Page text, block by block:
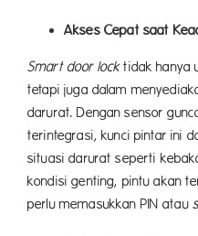
Akses Cepat saat
Smart door locktidak hanya
tetapi juga dalam
darurat. Dengan sensor
terintegrasi, kunci pintar ini
situasi darurat seperti
kondisi genting, pintu akan
perlu memasukkan PIN atau